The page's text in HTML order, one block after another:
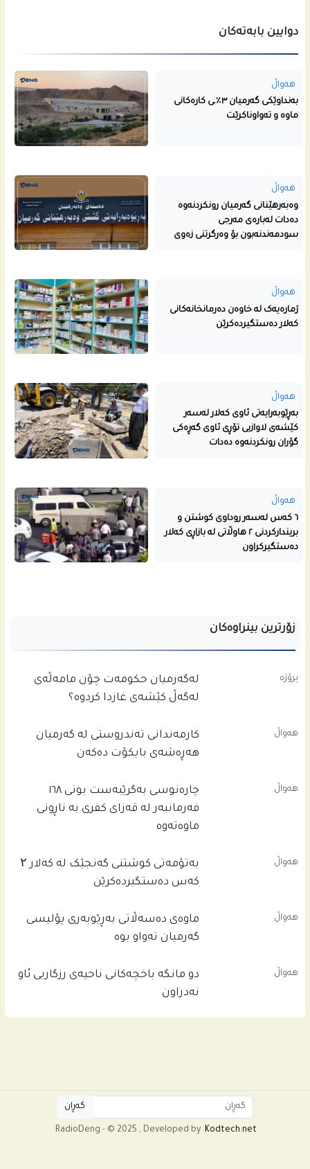
دوایین بابەتەکان
هەواڵ
بەنداوێکی گەرمیان ٣٪ـی کارەکانی
ماوە و تەواوناکرێت
هەواڵ
وەبەرهێنانی گەرمیان رونکردنەوە
دەدات لەبارەی مەرجی
سودمەندنەبون بۆ وەرگرتنی زەوی
هەواڵ
ژمارەیەک لە خاوەن دەرمانخانەکانی
کەلار دەستگیردەکرێن
هەواڵ
بەڕێوبەرایەتی ئاوی کەلار لەسەر
کێشەی لاوازیی تۆڕی ئاوی گەڕەکی
گۆران رونکردنەوە دەدات
هەواڵ
٦ کەس لەسەر روداوی کوشتن و
بریندارکردنی ٢ هاوڵاتی لە بازاڕی کەلار
دەستگیرکراون
زۆرترین بینراوەکان
پرۆژە
له‌گه‌رمیان حكومه‌ت چۆن مامه‌ڵه‌ى
له‌گه‌ڵ كێشه‌ى غازدا كردوه‌؟
هەواڵ
کارمەندانی تەندروستی لە گەرمیان
هەڕەشەی بایکۆت دەکەن
هەواڵ
چاره‌نوسى به‌گرێبه‌ست بونى ١٦٨
فه‌رمانبه‌ر له‌ قه‌زاى كفرى به‌ ناڕونى
ماوه‌ته‌وه‌
هەواڵ
بەتۆمەتی کوشتنی گەنجێک لە کەلار ۲
کەس دەستگیردەکرێن
هەواڵ
ماوەی دەسەڵاتی بەڕێوبەری پۆلیسی
گەرمیان تەواو بوە
هەواڵ
دو مانگە باخچەکانی ناحیەی رزگاریی ئاو
نەدراون
Kodtech.net